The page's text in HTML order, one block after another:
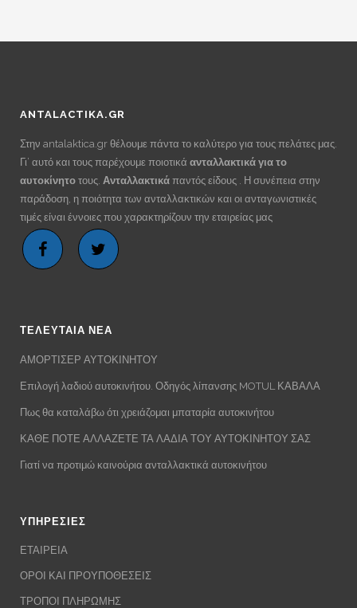
ANTALACTIKA.GR
Στην antalaktica.gr θέλουμε πάντα το καλύτερο για τους πελάτες μας.
Γι’ αυτό και τους παρέχουμε ποιοτικά ανταλλακτικά για το
αυτοκίνητο τους. Ανταλλακτικά παντός είδους . Η συνέπεια στην
παράδοση, η ποιότητα των ανταλλακτικών και οι ανταγωνιστικές
τιμές είναι έννοιες που χαρακτηρίζουν την εταιρείας μας
ΤΕΛΕΥΤΑΙΑ ΝΕΑ
ΑΜΟΡΤΙΣΕΡ ΑΥΤΟΚΙΝΗΤΟΥ
Επιλογή λαδιού αυτοκινήτου. Οδηγός λίπανσης MOTUL ΚΑΒΑΛΑ
Πως θα καταλάβω ότι χρειάζομαι μπαταρία αυτοκινήτου
ΚΑΘΕ ΠΟΤΕ ΑΛΛΑΖΕΤΕ ΤΑ ΛΑΔΙΑ ΤΟΥ ΑΥΤΟΚΙΝΗΤΟΥ ΣΑΣ
Γιατί να προτιμώ καινούρια ανταλλακτικά αυτοκινήτου
ΥΠΗΡΕΣΙΕΣ
ΕΤΑΙΡΕΙΑ
ΟΡΟΙ ΚΑΙ ΠΡΟΥΠΟΘΕΣΕΙΣ
ΤΡΟΠΟΙ ΠΛΗΡΩΜΗΣ